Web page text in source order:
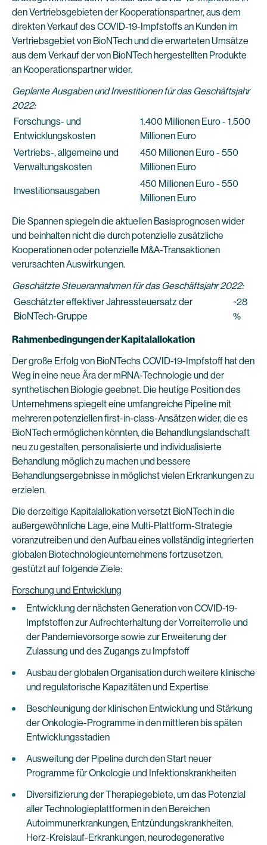
den Vertriebsgebieten der Kooperationspartner, aus dem
direkten Verkauf des COVID-19-Impfstoffs an Kunden im
Vertriebsgebiet von BioNTech und die erwarteten Umsätze
aus dem Verkauf der von BioNTech hergestellten Produkte
an Kooperationspartner wider.
Geplante Ausgaben und Investitionen für das Geschäftsjahr
2022:
Forschungs- und
Entwicklungskosten
1.400 Millionen Euro - 1.500
Millionen Euro
Vertriebs-, allgemeine und
Verwaltungskosten
450 Millionen Euro - 550
Millionen Euro
Investitionsausgaben
450 Millionen Euro - 550
Millionen Euro
Die Spannen spiegeln die aktuellen Basisprognosen wider
und beinhalten nicht die durch potenzielle zusätzliche
Kooperationen oder potenzielle M&A-Transaktionen
verursachten Auswirkungen.
Geschätzte Steuerannahmen für das Geschäftsjahr 2022:
Geschätzter effektiver Jahressteuersatz der
BioNTech-Gruppe
~28
%
Rahmenbedingungen der Kapitalallokation
Der große Erfolg von BioNTechs COVID-19-Impfstoff hat den
Weg in eine neue Ära der mRNA-Technologie und der
synthetischen Biologie geebnet. Die heutige Position des
Unternehmens spiegelt eine umfangreiche Pipeline mit
mehreren potenziellen first-in-class-Ansätzen wider, die es
BioNTech ermöglichen könnten, die Behandlungslandschaft
neu zu gestalten, personalisierte und individualisierte
Behandlung möglich zu machen und bessere
Behandlungsergebnisse in möglichst vielen Erkrankungen zu
erzielen.
Die derzeitige Kapitalallokation versetzt BioNTech in die
außergewöhnliche Lage, eine Multi-Plattform-Strategie
voranzutreiben und den Aufbau eines vollständig integrierten
globalen Biotechnologieunternehmens fortzusetzen,
gestützt auf folgende Ziele:
Forschung und Entwicklung
Entwicklung der nächsten Generation von COVID-19-
Impfstoffen zur Aufrechterhaltung der Vorreiterrolle und
der Pandemievorsorge sowie zur Erweiterung der
Zulassung und des Zugangs zu Impfstoff
Ausbau der globalen Organisation durch weitere klinische
und regulatorische Kapazitäten und Expertise
Beschleunigung der klinischen Entwicklung und Stärkung
der Onkologie-Programme in den mittleren bis späten
Entwicklungsstadien
Ausweitung der Pipeline durch den Start neuer
Programme für Onkologie und Infektionskrankheiten
Diversifizierung der Therapiegebiete, um das Potenzial
aller Technologieplattformen in den Bereichen
Autoimmunerkrankungen, Entzündungskrankheiten,
Herz-Kreislauf-Erkrankungen, neurodegenerative